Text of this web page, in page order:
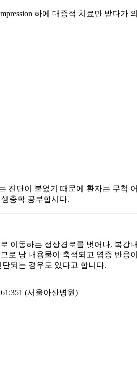
하에 대증적 치료만 받다
진단이 붙었기 때문에 환자는 무척
충학 공부합시다.
이동하는 정상경로를 벗어나, 복
로 낭 내용물이 축적되고 염증 반
되는 경우도 있다고 합니다.
(서울아산병원)